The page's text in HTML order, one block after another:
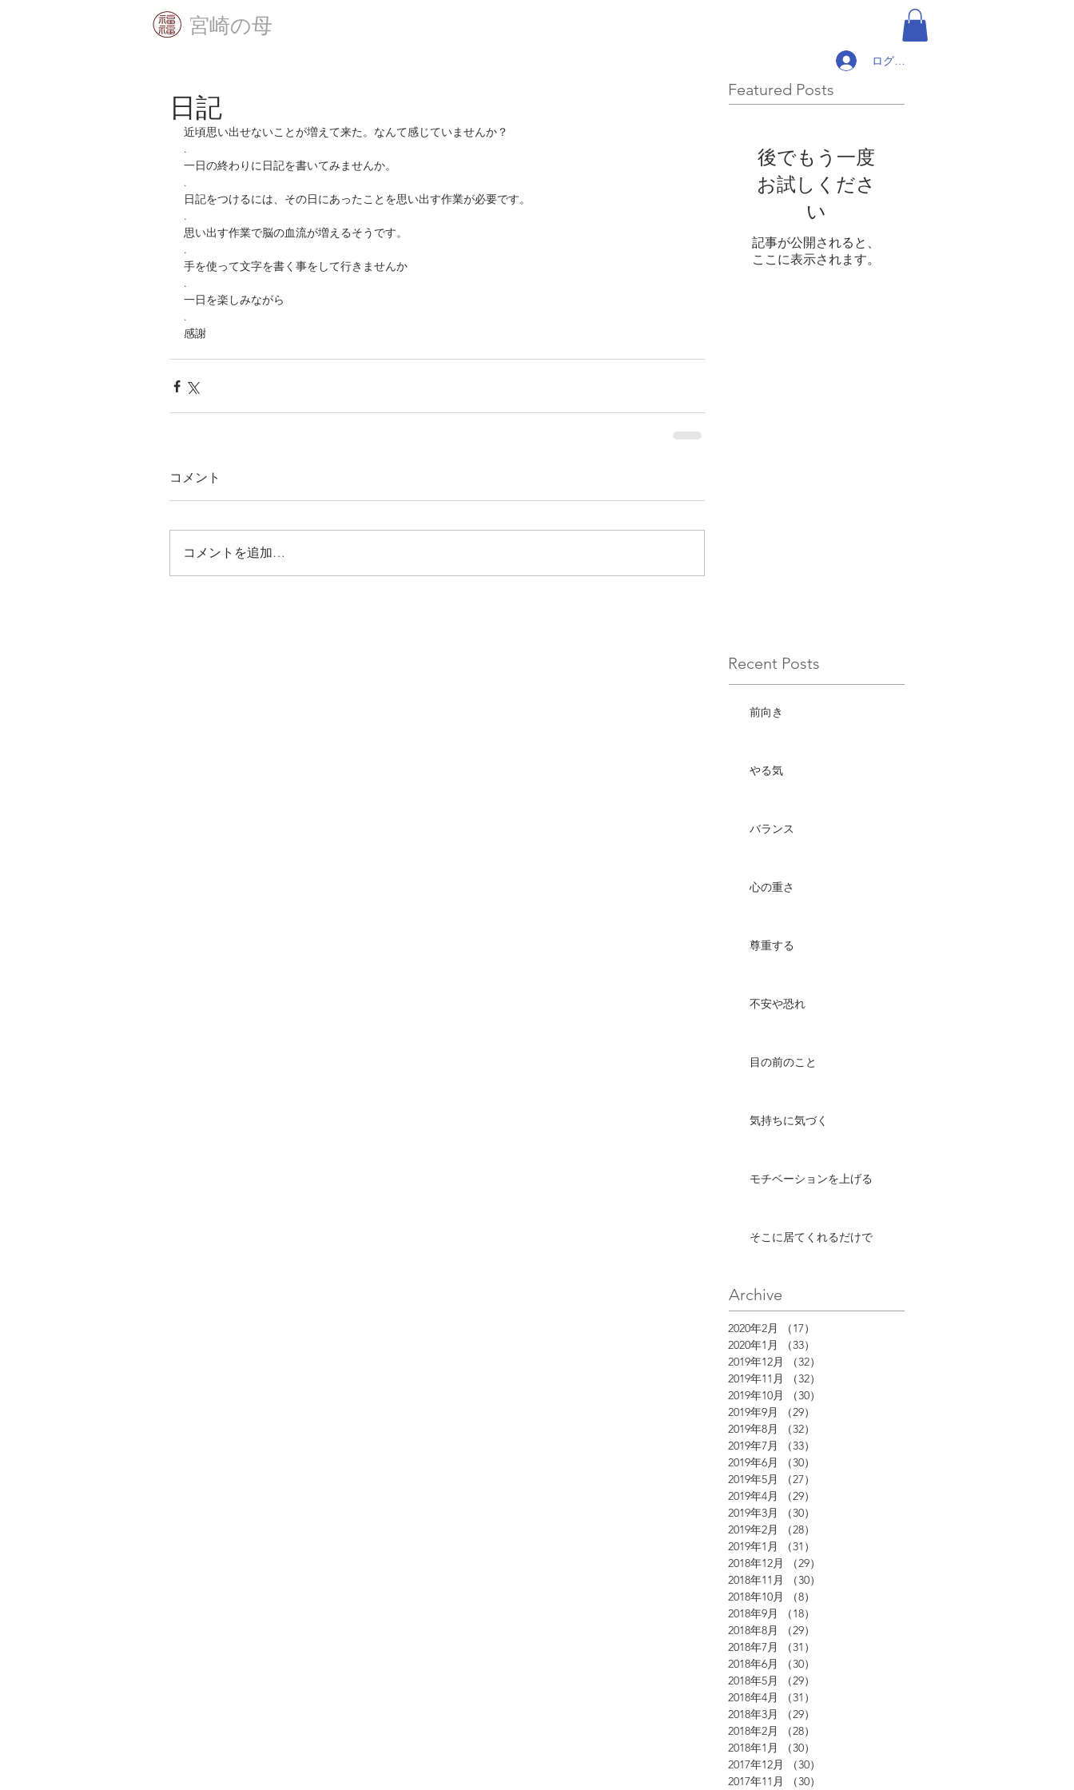
​宮崎の母
ログイン
日記
近頃思い出せないことが増えて来た。なんて感じていませんか？
.
一日の終わりに日記を書いてみませんか。
.
日記をつけるには、その日にあったことを思い出す作業が必要です。
.
思い出す作業で脳の血流が増えるそうです。
.
手を使って文字を書く事をして行きませんか
.
一日を楽しみながら
.
感謝
コメント
コメントを追加…
Featured Posts
後でもう一度
お試しくださ
い
記事が公開されると、
ここに表示されます。
Recent Posts
前向き
やる気
バランス
心の重さ
尊重する
不安や恐れ
目の前のこと
気持ちに気づく
モチベーションを上げる
そこに居てくれるだけで
Archive
2020年2月 （17）
2020年1月
（33）
2019年12月
（32）
2019年11月
（32）
2019年10月
（30）
2019年9月
（29）
2019年8月
（32）
2019年7月
（33）
2019年6月
（30）
2019年5月
（27）
2019年4月
（29）
2019年3月
（30）
2019年2月
（28）
2019年1月
（31）
2018年12月
（29）
2018年11月
（30）
2018年10月
（8）
2018年9月
（18）
2018年8月
（29）
2018年7月
（31）
2018年6月
（30）
2018年5月
（29）
2018年4月
（31）
2018年3月
（29）
2018年2月
（28）
2018年1月
（30）
2017年12月
（30）
2017年11月
（30）